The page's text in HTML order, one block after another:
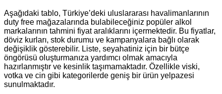
Aşağıdaki tablo, Türkiye’deki uluslararası havalimanlarının
duty free mağazalarında bulabileceğiniz popüler alkol
markalarının tahmini fiyat aralıklarını içermektedir. Bu fiyatlar,
döviz kurları, stok durumu ve kampanyalara bağlı olarak
değişiklik gösterebilir. Liste, seyahatiniz için bir bütçe
öngörüsü oluşturmanıza yardımcı olmak amacıyla
hazırlanmıştır ve kesinlik taşımamaktadır. Özellikle viski,
votka ve cin gibi kategorilerde geniş bir ürün yelpazesi
sunulmaktadır.